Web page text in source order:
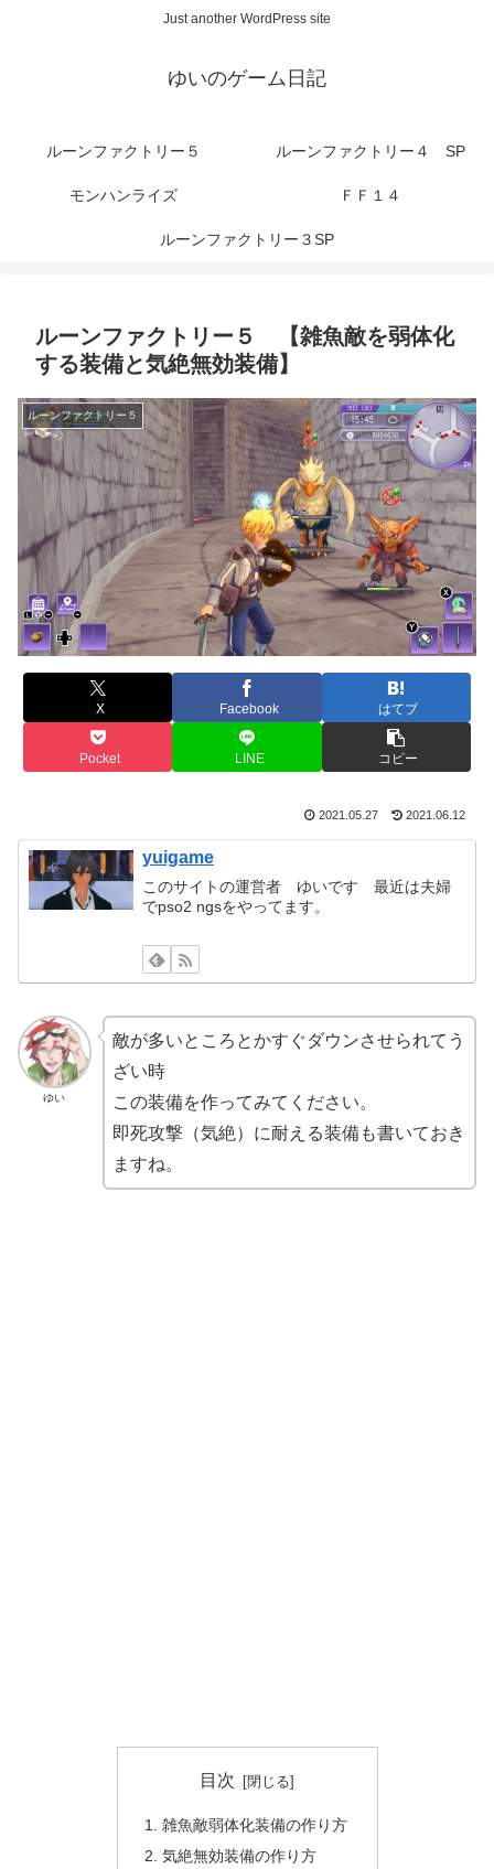
Just another WordPress site
ゆいのゲーム日記
ルーンファクトリー５ ルーンファクトリー４ SP
モンハンライズ ＦＦ１４
ルーンファクトリー３SP
ルーンファクトリー５ 【雑魚敵を弱体化
する装備と気絶無効装備】
ルーンファクトリー５
X Facebook はてブ
Pocket LINE コピー
2021.05.27 2021.06.12
yuigame
このサイトの運営者 ゆいです 最近は夫婦
でpso2 ngsをやってます。
ゆい
敵が多いところとかすぐダウンさせられてう
ざい時
この装備を作ってみてください。
即死攻撃（気絶）に耐える装備も書いておき
ますね。
目次
雑魚敵弱体化装備の作り方
気絶無効装備の作り方